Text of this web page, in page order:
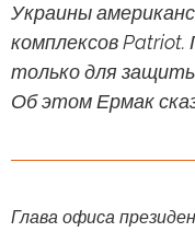
Украины
комплексов
только для
Об этом Ермак
Глава офиса